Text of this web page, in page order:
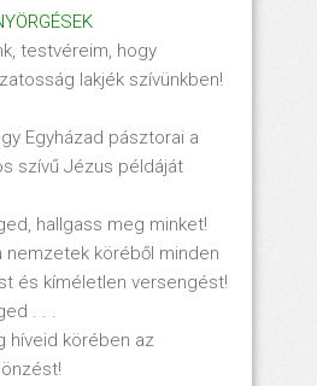
testvéreim, hogy
lakjék szívünkben!
Egyházad pásztorai a
szívű Jézus példáját
hallgass meg minket!
nemzetek köréből minden
és kíméletlen versengést!
. . .
híveid körében az